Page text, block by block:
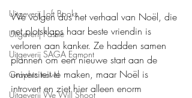
Uitgeverij Loft Books
Uitgeverij Passie
Uitgeverij SAGA Egmont
Graphic novel
Uitgeverij We Will Shoot
We volgen dus het verhaal van Noël, die
net plotsklaps haar beste vriendin is
verloren aan kanker. Ze hadden samen
plannen om een nieuwe start aan de
universiteit te maken, maar Noël is
introvert en ziet hier alleen enorm